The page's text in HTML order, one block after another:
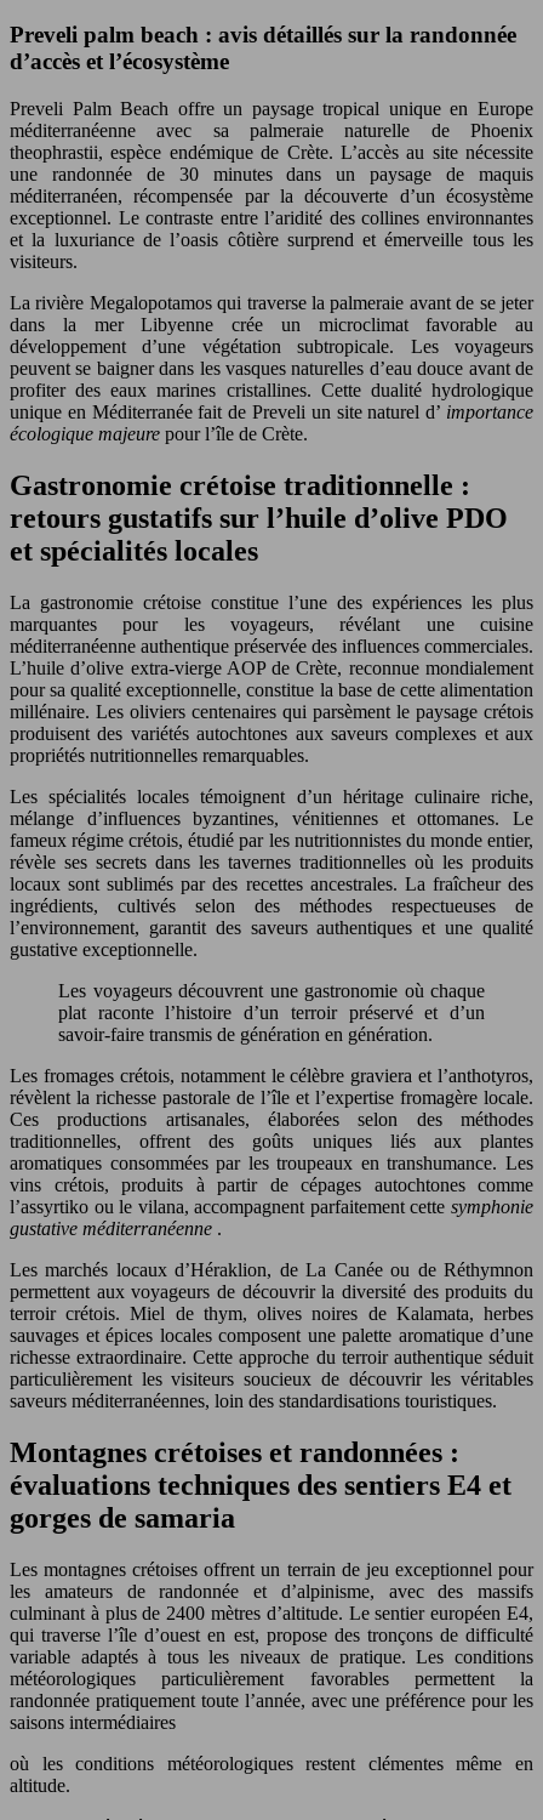
Preveli palm beach : avis détaillés sur la randonnée
d’accès et l’écosystème
Preveli Palm Beach offre un paysage tropical unique en Europe
méditerranéenne avec sa palmeraie naturelle de Phoenix
theophrastii, espèce endémique de Crète. L’accès au site nécessite
une randonnée de 30 minutes dans un paysage de maquis
méditerranéen, récompensée par la découverte d’un écosystème
exceptionnel. Le contraste entre l’aridité des collines environnantes
et la luxuriance de l’oasis côtière surprend et émerveille tous les
visiteurs.
La rivière Megalopotamos qui traverse la palmeraie avant de se jeter
dans la mer Libyenne crée un microclimat favorable au
développement d’une végétation subtropicale. Les voyageurs
peuvent se baigner dans les vasques naturelles d’eau douce avant de
profiter des eaux marines cristallines. Cette dualité hydrologique
unique en Méditerranée fait de Preveli un site naturel d’ importance
écologique majeure pour l’île de Crète.
Gastronomie crétoise traditionnelle :
retours gustatifs sur l’huile d’olive PDO
et spécialités locales
La gastronomie crétoise constitue l’une des expériences les plus
marquantes pour les voyageurs, révélant une cuisine
méditerranéenne authentique préservée des influences commerciales.
L’huile d’olive extra-vierge AOP de Crète, reconnue mondialement
pour sa qualité exceptionnelle, constitue la base de cette alimentation
millénaire. Les oliviers centenaires qui parsèment le paysage crétois
produisent des variétés autochtones aux saveurs complexes et aux
propriétés nutritionnelles remarquables.
Les spécialités locales témoignent d’un héritage culinaire riche,
mélange d’influences byzantines, vénitiennes et ottomanes. Le
fameux régime crétois, étudié par les nutritionnistes du monde entier,
révèle ses secrets dans les tavernes traditionnelles où les produits
locaux sont sublimés par des recettes ancestrales. La fraîcheur des
ingrédients, cultivés selon des méthodes respectueuses de
l’environnement, garantit des saveurs authentiques et une qualité
gustative exceptionnelle.
Les voyageurs découvrent une gastronomie où chaque
plat raconte l’histoire d’un terroir préservé et d’un
savoir-faire transmis de génération en génération.
Les fromages crétois, notamment le célèbre graviera et l’anthotyros,
révèlent la richesse pastorale de l’île et l’expertise fromagère locale.
Ces productions artisanales, élaborées selon des méthodes
traditionnelles, offrent des goûts uniques liés aux plantes
aromatiques consommées par les troupeaux en transhumance. Les
vins crétois, produits à partir de cépages autochtones comme
l’assyrtiko ou le vilana, accompagnent parfaitement cette symphonie
gustative méditerranéenne .
Les marchés locaux d’Héraklion, de La Canée ou de Réthymnon
permettent aux voyageurs de découvrir la diversité des produits du
terroir crétois. Miel de thym, olives noires de Kalamata, herbes
sauvages et épices locales composent une palette aromatique d’une
richesse extraordinaire. Cette approche du terroir authentique séduit
particulièrement les visiteurs soucieux de découvrir les véritables
saveurs méditerranéennes, loin des standardisations touristiques.
Montagnes crétoises et randonnées :
évaluations techniques des sentiers E4 et
gorges de samaria
Les montagnes crétoises offrent un terrain de jeu exceptionnel pour
les amateurs de randonnée et d’alpinisme, avec des massifs
culminant à plus de 2400 mètres d’altitude. Le sentier européen E4,
qui traverse l’île d’ouest en est, propose des tronçons de difficulté
variable adaptés à tous les niveaux de pratique. Les conditions
météorologiques particulièrement favorables permettent la
randonnée pratiquement toute l’année, avec une préférence pour les
saisons intermédiaires
où les conditions météorologiques restent clémentes même en
altitude.